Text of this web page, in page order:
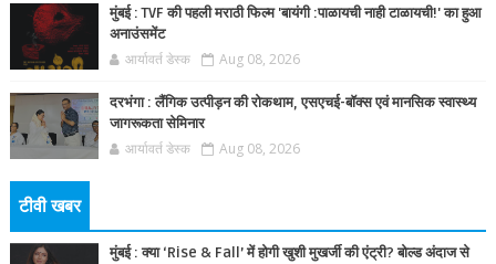
मुंबई : TVF की पहली मराठी फिल्म 'बायंगी :पाळायची नाही टाळायची!' का हुआ
अनाउंसमेंट
आर्यावर्त डेस्क Aug 08, 2026
दरभंगा : लैंगिक उत्पीड़न की रोकथाम, एसएचई-बॉक्स एवं मानसिक स्वास्थ्य
जागरूकता सेमिनार
आर्यावर्त डेस्क Aug 08, 2026
टीवी खबर
मुंबई : क्या ‘Rise & Fall’ में होगी खुशी मुखर्जी की एंट्री? बोल्ड अंदाज से